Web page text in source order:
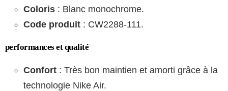
Coloris : Blanc monochrome.
Code produit : CW2288-111.
performances et qualité
Confort : Très bon maintien et amorti grâce à la
technologie Nike Air.